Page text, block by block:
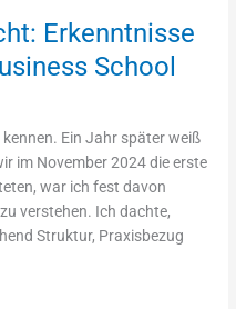
Erkenntnisse
School
Ein Jahr später weiß
im November 2024 die erste
war ich fest davon
verstehen. Ich dachte,
Struktur, Praxisbezug